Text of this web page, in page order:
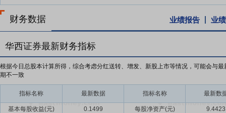
财务数据 业绩报告 业
华西证券最新财务指标
根据今日总股本计算所得，综合考虑分红送转、增发、新股上市等情况，可能会与最
期不一致
指标名称 最新数据 指标名称 最新数
基本每股收益(元) 0.1499 每股净资产(元)
9.4423